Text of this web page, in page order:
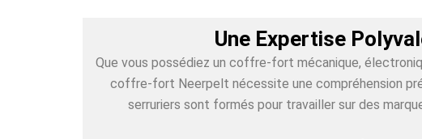
Une Expertise
Que vous possédiez un coffre-fort mécanique,
coffre-fort Neerpelt nécessite une compréhension
serruriers sont formés pour travailler sur des